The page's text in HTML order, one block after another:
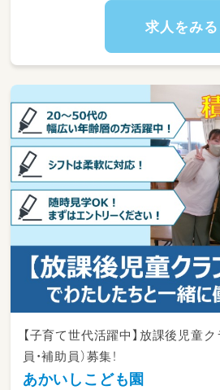
求人をみる
【子育て世代活躍中】放課後児童
員・補助員）募集！
あかいしこども園